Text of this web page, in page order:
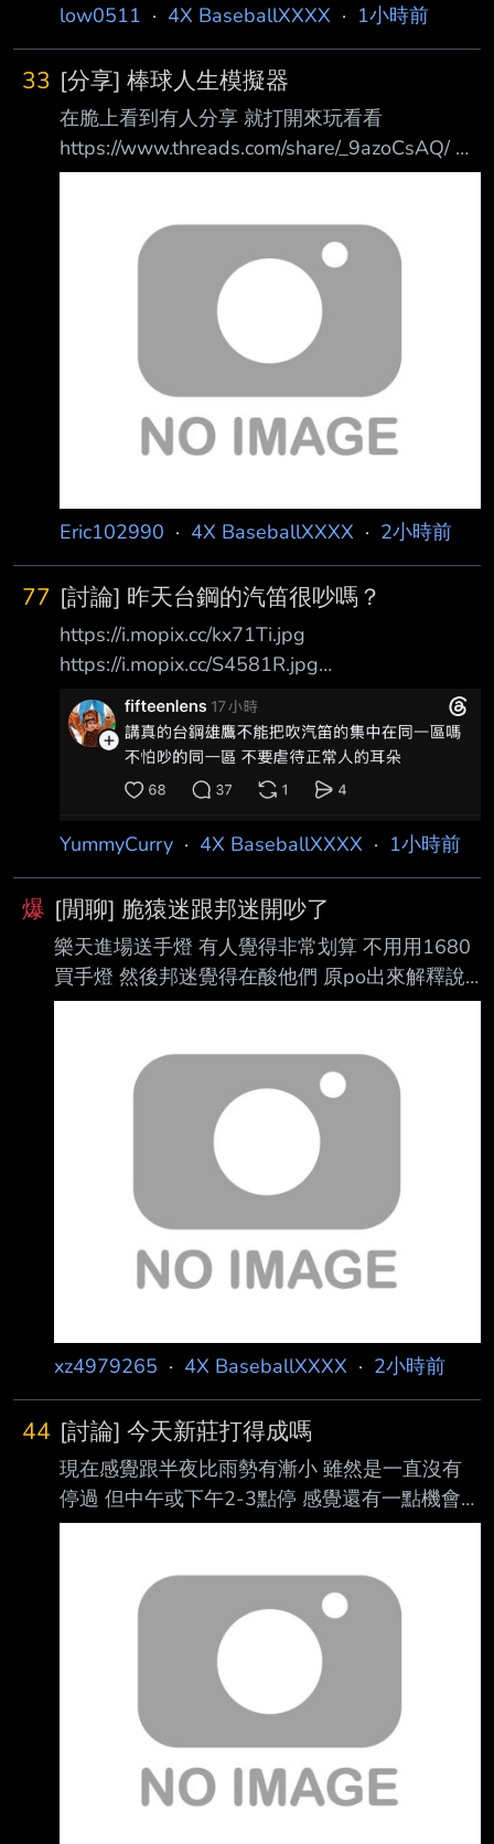
low0511 · 4X BaseballXXXX · 1小時前
33 [分享] 棒球人生模擬器
在脆上看到有人分享 就打開來玩看看
https://www.threads.com/share/_9azoCsAQ/ 結
果滿好玩的XD 北科副工畢業後跟美職球隊楓葉
大聯盟 2042年中華隊經典賽奪冠？！
https://i.verb.tw/BigQ1gVj.jpg 最好玩的地方是
為了維持大聯盟成績 選擇全力投球 最後手肘撐
不住開了TJ 回歸後加上年齡衰退被打爆後得到投
球失憶症 https://i.verb.tw/OMemu6sf.jpg 被DFA
Eric102990 · 4X BaseballXXXX · 2小時前
77 [討論] 昨天台鋼的汽笛很吵嗎？
https://i.mopix.cc/kx71Ti.jpg
https://i.mopix.cc/S4581R.jpg
https://i.mopix.cc/iEENOS.jpg
https://i.mopix.cc/r029ml.jpg 很多篇在討論台鋼
汽笛，好像有人嫌太吵 昨天有人在現場嗎？ --
近年大巨蛋看比較多，幾乎沒聽到什麼汽笛聲，
YummyCurry · 4X BaseballXXXX · 1小時前
爆 [閒聊] 脆猿迷跟邦迷開吵了
樂天進場送手燈 有人覺得非常划算 不用用1680
買手燈 然後邦迷覺得在酸他們 原po出來解釋說
1680不是指邦 是說韓國手燈的行情價 現在脆手
xz4979265 · 4X BaseballXXXX · 2小時前
44 [討論] 今天新莊打得成嗎
現在感覺跟半夜比雨勢有漸小 雖然是一直沒有
停過 但中午或下午2-3點停 感覺還有一點機會？
--